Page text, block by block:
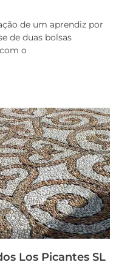
de um aprendiz por
de duas bolsas
o
Los Picantes SL